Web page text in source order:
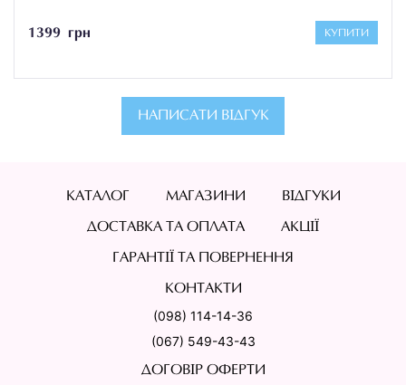
1399 грн КУПИТИ
НАПИСАТИ ВІДГУК
КАТАЛОГ МАГАЗИНИ ВІДГУКИ
ДОСТАВКА ТА ОПЛАТА АКЦІЇ
ГАРАНТІЇ ТА ПОВЕРНЕННЯ
КОНТАКТИ
(098) 114-14-36
(067) 549-43-43
ДОГОВІР ОФЕРТИ